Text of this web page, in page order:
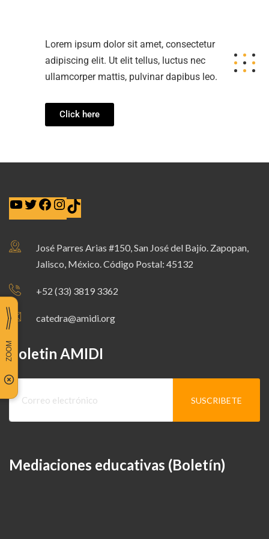
Lorem ipsum dolor sit amet, consectetur
adipiscing elit. Ut elit tellus, luctus nec
ullamcorper mattis, pulvinar dapibus leo.
Click here
José Parres Arias #150, San José del Bajío. Zapopan,
Jalisco, México. Código Postal: 45132
+52 (33) 3819 3362
catedra@amidi.org
Boletin AMIDI
Mediaciones educativas (Boletín)